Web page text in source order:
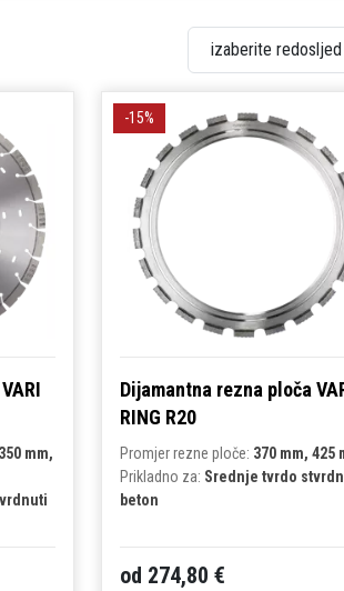
mm,
Dijamantna rezna ploča
RING R20
Promjer rezne ploče: 370 mm, 425
Prikladno za: Srednje tvrdo
beton
od 274,80 €
-15%